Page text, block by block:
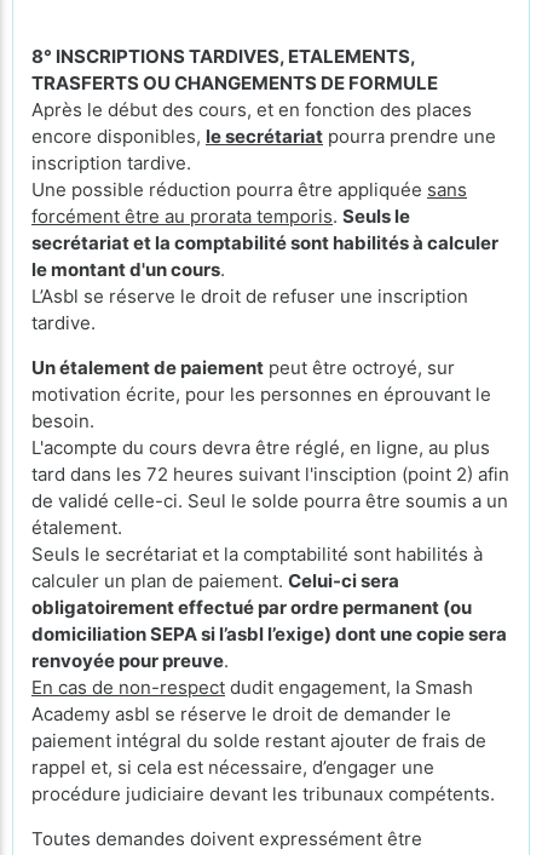
8° INSCRIPTIONS TARDIVES, ETALEMENTS,
TRASFERTS OU CHANGEMENTS DE FORMULE
Après le début des cours, et en fonction des places
encore disponibles, le secrétariat pourra prendre une
inscription tardive.
Une possible réduction pourra être appliquée sans
forcément être au prorata temporis. Seuls le
secrétariat et la comptabilité sont habilités à calculer
le montant d'un cours.
L’Asbl se réserve le droit de refuser une inscription
tardive.
Un étalement de paiement peut être octroyé, sur
motivation écrite, pour les personnes en éprouvant le
besoin.
L'acompte du cours devra être réglé, en ligne, au plus
tard dans les 72 heures suivant l'insciption (point 2) afin
de validé celle-ci. Seul le solde pourra être soumis a un
étalement.
Seuls le secrétariat et la comptabilité sont habilités à
calculer un plan de paiement. Celui-ci sera
obligatoirement effectué par ordre permanent (ou
domiciliation SEPA si l’asbl l’exige) dont une copie sera
renvoyée pour preuve.
En cas de non-respect dudit engagement, la Smash
Academy asbl se réserve le droit de demander le
paiement intégral du solde restant ajouter de frais de
rappel et, si cela est nécessaire, d’engager une
procédure judiciaire devant les tribunaux compétents.
Toutes demandes doivent expressément être